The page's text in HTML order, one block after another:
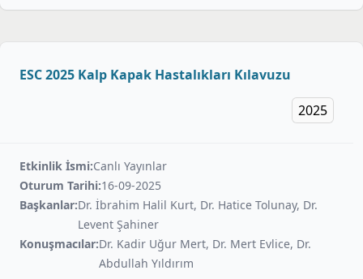
ESC 2025 Kalp Kapak Hastalıkları Kılavuzu
2025
Etkinlik İsmi:Canlı Yayınlar
Oturum Tarihi:16-09-2025
Başkanlar:Dr. İbrahim Halil Kurt, Dr. Hatice Tolunay, Dr.
Levent Şahiner
Konuşmacılar:Dr. Kadir Uğur Mert, Dr. Mert Evlice, Dr.
Abdullah Yıldırım